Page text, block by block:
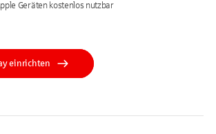
Geräten kostenlos nutzbar
einrichten